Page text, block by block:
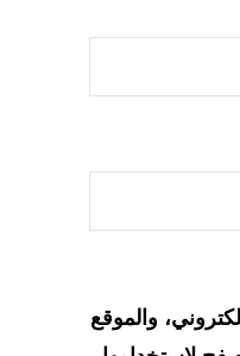
والموقع